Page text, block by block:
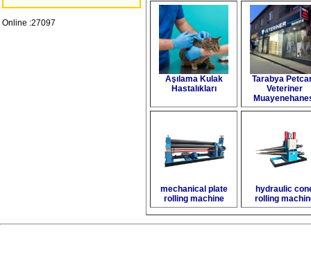
Online :27097
Aşılama Kulak
Hastalıkları
Tarabya
Veteriner
mechanical plate
rolling machine
hydraulic
rolling